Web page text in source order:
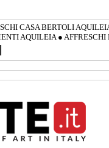
CASA BERTOLI
AQUILEIA● AFFRESCHI